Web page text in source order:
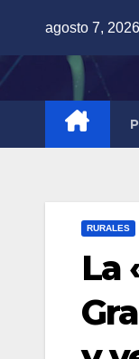
contenido
agosto 7, 2026
RURALES
La